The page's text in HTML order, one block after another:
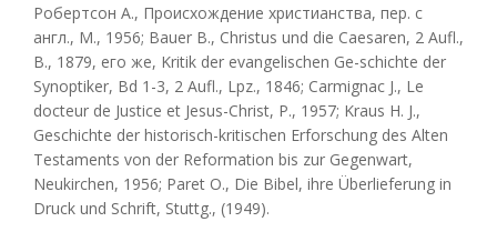
Робертсон А., Происхождение христианства, пер. с
англ., М., 1956; Bauer B., Christus und die Caesaren, 2 Aufl.,
B., 1879, его же, Kritik der evangelischen Ge-schichte der
Synoptiker, Bd 1-3, 2 Aufl., Lpz., 1846; Carmignac J., Le
docteur de Justice et Jesus-Christ, Р., 1957; Kraus H. J.,
Geschichte der historisch-kritischen Erforschung des Alten
Testaments von der Reformation bis zur Gegenwart,
Neukirchen, 1956; Paret O., Die Bibel, ihre Überlieferung in
Druck und Schrift, Stuttg., (1949).